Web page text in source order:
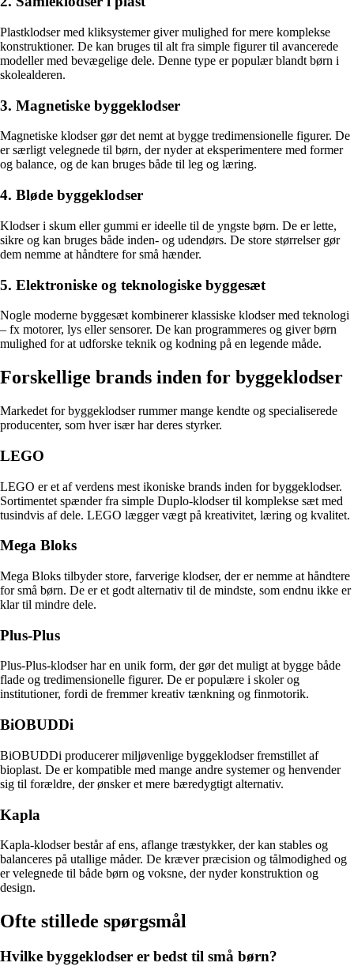
Plastklodser med kliksystemer giver mulighed for mere komplekse
konstruktioner. De kan bruges til alt fra simple figurer til avancerede
modeller med bevægelige dele. Denne type er populær blandt børn i
skolealderen.
3. Magnetiske byggeklodser
Magnetiske klodser gør det nemt at bygge tredimensionelle figurer. De
er særligt velegnede til børn, der nyder at eksperimentere med former
og balance, og de kan bruges både til leg og læring.
4. Bløde byggeklodser
Klodser i skum eller gummi er ideelle til de yngste børn. De er lette,
sikre og kan bruges både inden- og udendørs. De store størrelser gør
dem nemme at håndtere for små hænder.
5. Elektroniske og teknologiske byggesæt
Nogle moderne byggesæt kombinerer klassiske klodser med teknologi
– fx motorer, lys eller sensorer. De kan programmeres og giver børn
mulighed for at udforske teknik og kodning på en legende måde.
Forskellige brands inden for byggeklodser
Markedet for byggeklodser rummer mange kendte og specialiserede
producenter, som hver især har deres styrker.
LEGO
LEGO er et af verdens mest ikoniske brands inden for byggeklodser.
Sortimentet spænder fra simple Duplo-klodser til komplekse sæt med
tusindvis af dele. LEGO lægger vægt på kreativitet, læring og kvalitet.
Mega Bloks
Mega Bloks tilbyder store, farverige klodser, der er nemme at håndtere
for små børn. De er et godt alternativ til de mindste, som endnu ikke er
klar til mindre dele.
Plus-Plus
Plus-Plus-klodser har en unik form, der gør det muligt at bygge både
flade og tredimensionelle figurer. De er populære i skoler og
institutioner, fordi de fremmer kreativ tænkning og finmotorik.
BiOBUDDi
BiOBUDDi producerer miljøvenlige byggeklodser fremstillet af
bioplast. De er kompatible med mange andre systemer og henvender
sig til forældre, der ønsker et mere bæredygtigt alternativ.
Kapla
Kapla-klodser består af ens, aflange træstykker, der kan stables og
balanceres på utallige måder. De kræver præcision og tålmodighed og
er velegnede til både børn og voksne, der nyder konstruktion og
design.
Ofte stillede spørgsmål
Hvilke byggeklodser er bedst til små børn?